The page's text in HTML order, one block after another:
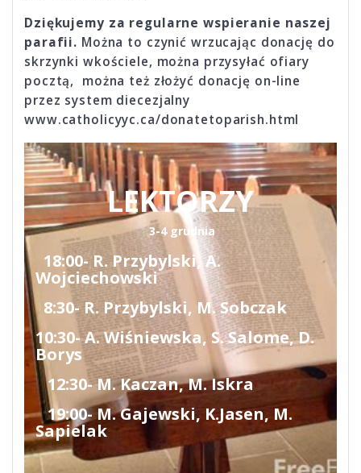
Dziękujemy za regularne wspieranie naszej
parafii. Można to czynić wrzucając donację do
skrzynki wkościele, można przysyłać ofiary
pocztą, można też złożyć donację on-line
przez system diecezjalny
www.catholicyyc.ca/donatetoparish.html
LEKTORZY
3-4 grudnia
18:00- R. Przybylski, A.
Wojciechowski
8:30- R. Przybylski, M. Sobczak
10:30- A. Wiśniewska, S. Salome, D.
Borys
12:30- M. Kaczan, M. Iskra
19:00- M. Gajewski, K.Jasen, M.
Sapielak